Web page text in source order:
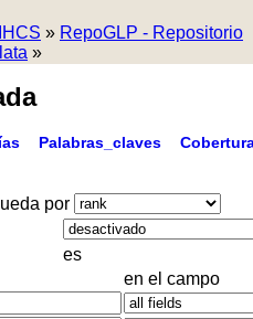
» RepoGLP - Repositorio
»
Palabras_claves
por
es
en el campo